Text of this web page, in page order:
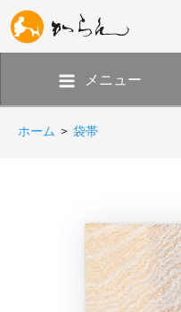
メニュー
ホーム > 袋帯